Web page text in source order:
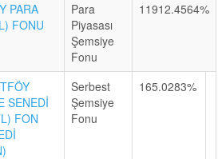
PARA
FONU
Para
Piyasası
Şemsiye
Fonu
11912.4564%
SENEDİ
FON
Serbest
Şemsiye
Fonu
165.0283%